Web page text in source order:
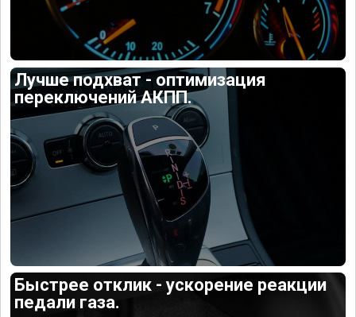
Лучше подхват - оптимизация
переключений АКПП.
Быстрее отклик - ускорение реакции
педали газа.